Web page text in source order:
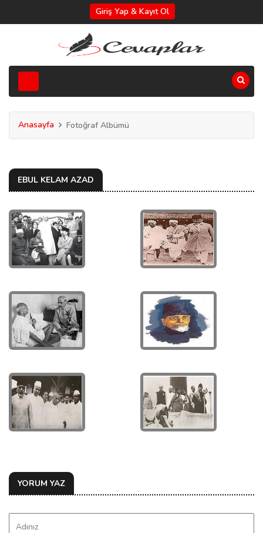
Giriş Yap & Kayıt Ol
Anasayfa Fotoğraf Albümü
EBUL KELAM AZAD
YORUM YAZ